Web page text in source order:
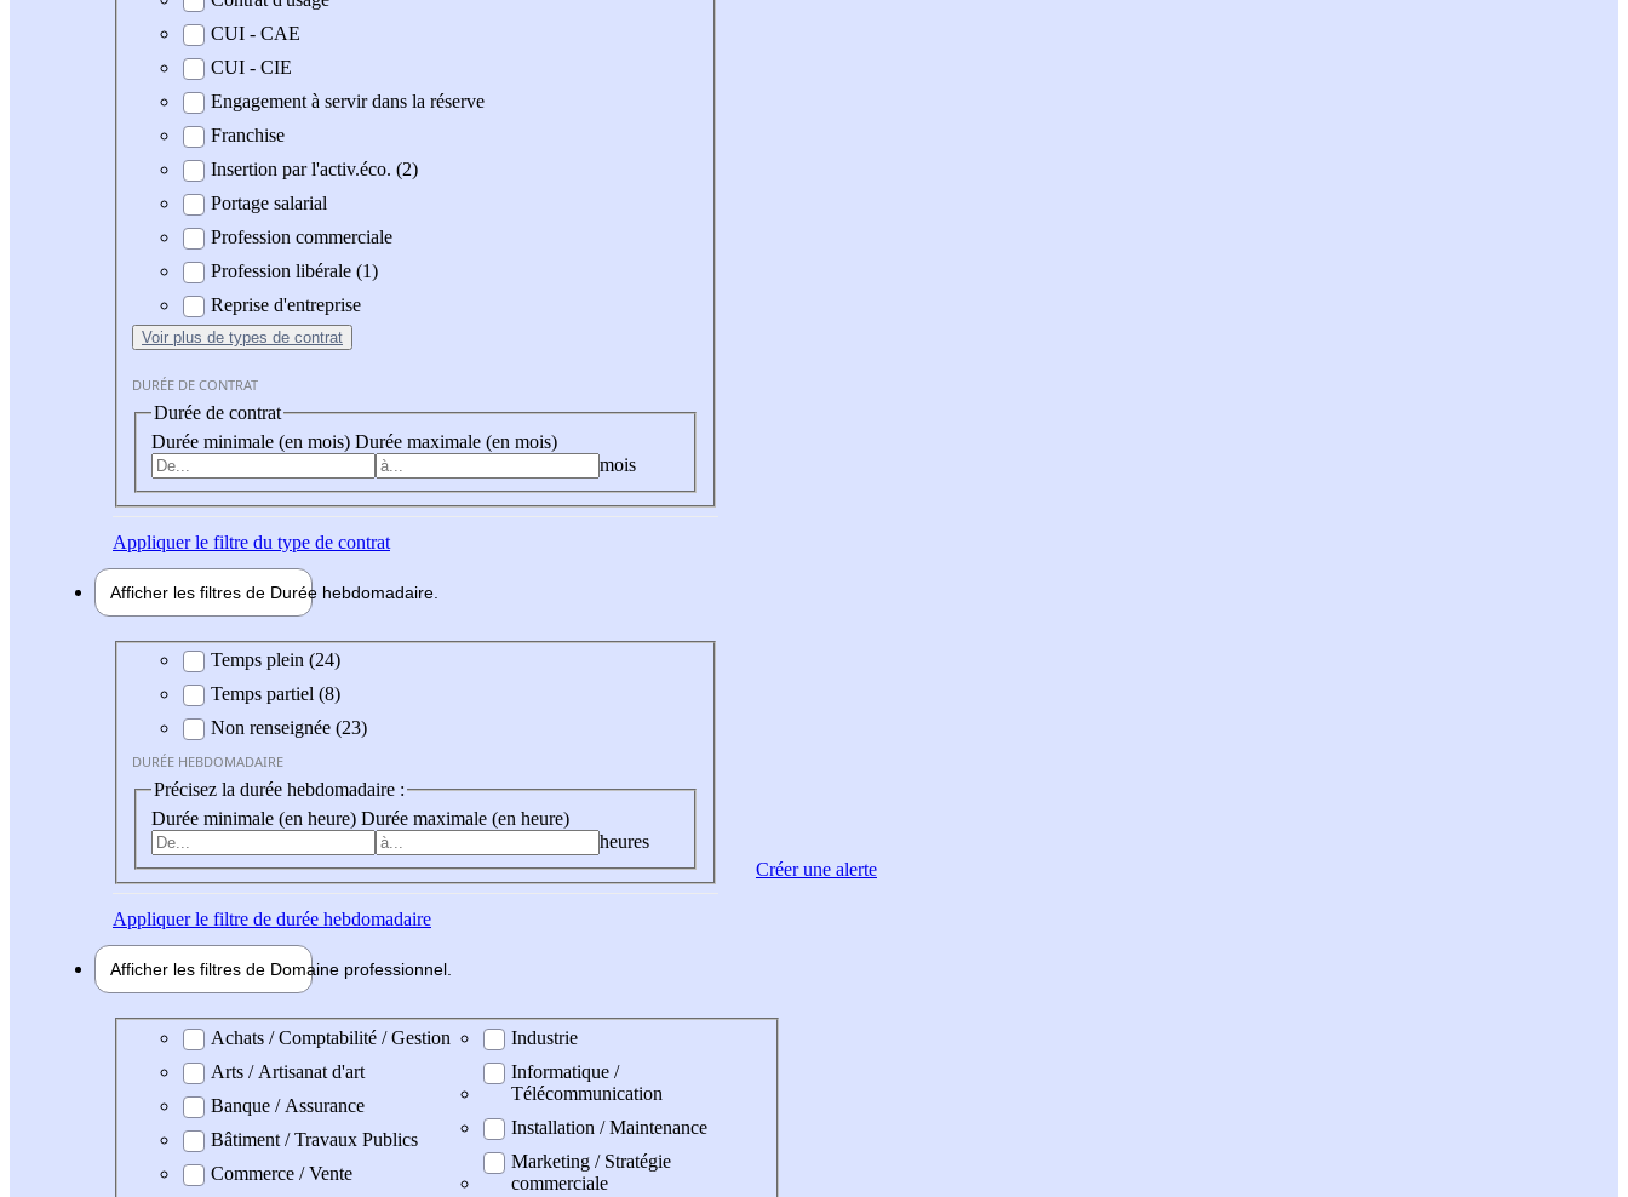
CUI - CAE
CUI - CIE
Engagement à servir dans la réserve
Franchise
Insertion par l'activ.éco. (2)
Portage salarial
Profession commerciale
Profession libérale (1)
Reprise d'entreprise
Voir plus de types de contrat
DURÉE DE CONTRAT
Durée de contrat
Durée minimale (en mois) Durée maximale (en mois)
mois
Appliquerle filtre du type de contrat
Afficher les filtres de Durée hebdomadaire
Durée hebdomadaire
Temps plein (24)
Temps partiel (8)
Non renseignée (23)
DURÉE HEBDOMADAIRE
Précisez la durée hebdomadaire :
Durée minimale (en heure) Durée maximale (en heure)
heures
Appliquerle filtre de durée hebdomadaire
Afficher les filtres de Domaine professionnel
Domaine professionel
Achats / Comptabilité / Gestion
Arts / Artisanat d'art
Banque / Assurance
Bâtiment / Travaux Publics
Commerce / Vente
Industrie
Informatique /
Télécommunication
Installation / Maintenance
Marketing / Stratégie
commerciale
Créer une alerte